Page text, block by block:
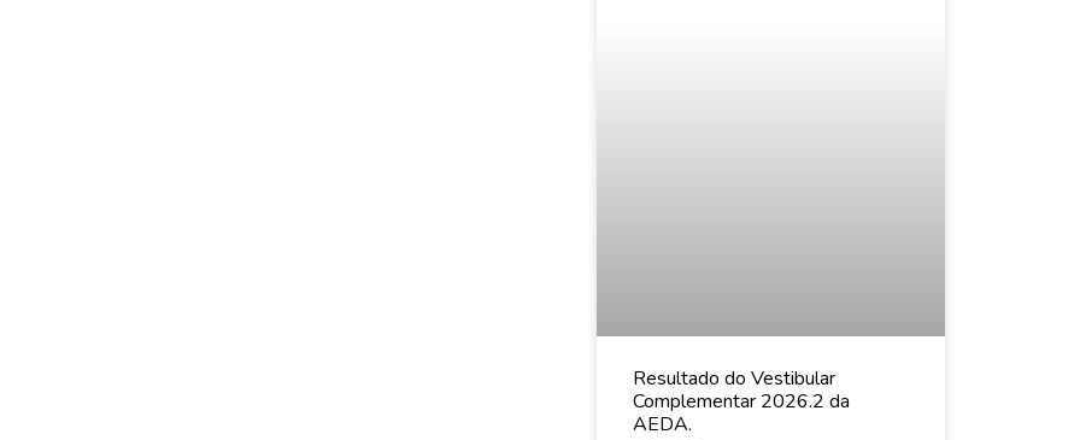
Resultado do Vestibular
Complementar 2026.2 da
AEDA.